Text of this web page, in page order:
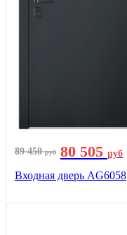
89 450руб 80 505 руб
Входная дверь AG6058